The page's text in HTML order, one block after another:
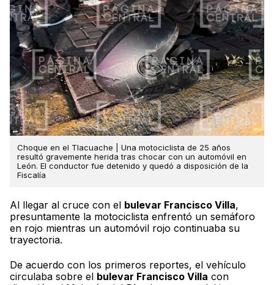
Choque en el Tlacuache | Una motociclista de 25 años
resultó gravemente herida tras chocar con un automóvil en
León. El conductor fue detenido y quedó a disposición de la
Fiscalía
Al llegar al cruce con el bulevar Francisco Villa,
presuntamente la motociclista enfrentó un semáforo
en rojo mientras un automóvil rojo continuaba su
trayectoria.
De acuerdo con los primeros reportes, el vehículo
circulaba sobre el bulevar Francisco Villa con